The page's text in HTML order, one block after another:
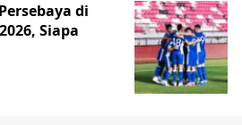
di
Siapa